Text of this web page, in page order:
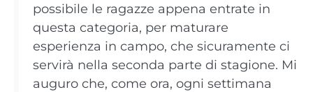
possibile le ragazze appena entrate in
questa categoria, per maturare
esperienza in campo, che sicuramente ci
servirà nella seconda parte di stagione. Mi
auguro che, come ora, ogni settimana